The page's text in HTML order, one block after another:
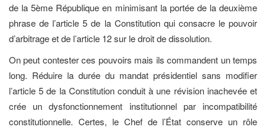
de la 5ème République en minimisant la portée de la deuxième
phrase de l’article 5 de la Constitution qui consacre le pouvoir
d’arbitrage et de l’article 12 sur le droit de dissolution.
On peut contester ces pouvoirs mais ils commandent un temps
long. Réduire la durée du mandat présidentiel sans modifier
l’article 5 de la Constitution conduit à une révision inachevée et
crée un dysfonctionnement institutionnel par incompatibilité
constitutionnelle. Certes, le Chef de l’État conserve un rôle